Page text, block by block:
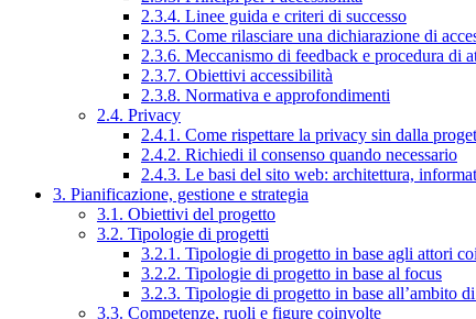
2.3.4. Linee guida e criteri di successo
2.3.5. Come rilasciare una dichiarazione di
2.3.6. Meccanismo di feedback e procedura di
2.3.7. Obiettivi accessibilità
2.3.8. Normativa e approfondimenti
2.4. Privacy
2.4.1. Come rispettare la privacy sin dalla
2.4.2. Richiedi il consenso quando necessario
2.4.3. Le basi del sito web: architettura,
3. Pianificazione, gestione e strategia
3.1. Obiettivi del progetto
3.2. Tipologie di progetti
3.2.1. Tipologie di progetto in base agli attori
3.2.2. Tipologie di progetto in base al focus
3.2.3. Tipologie di progetto in base all’ambito
3.3. Competenze, ruoli e figure coinvolte